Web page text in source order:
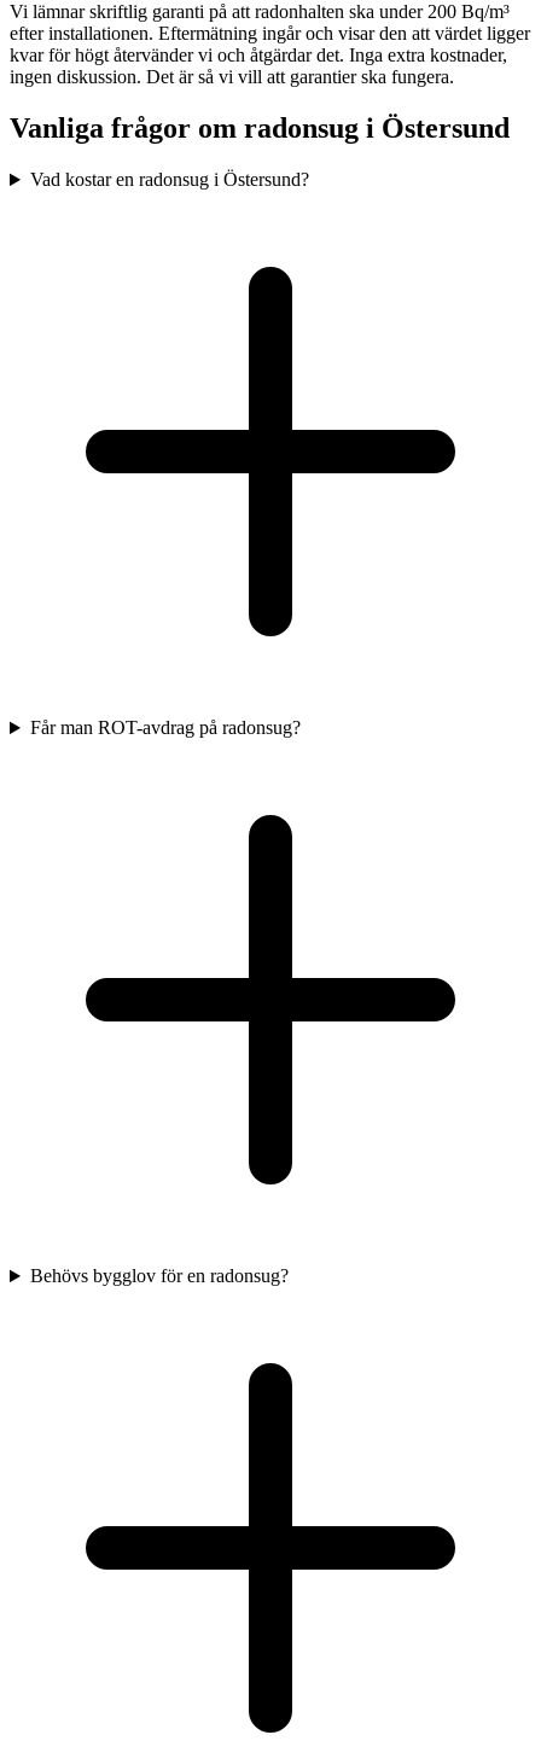
Vi lämnar skriftlig garanti på att radonhalten ska under 200 Bq/m³
efter installationen. Eftermätning ingår och visar den att värdet ligger
kvar för högt återvänder vi och åtgärdar det. Inga extra kostnader,
ingen diskussion. Det är så vi vill att garantier ska fungera.
Vanliga frågor om radonsug i Östersund
Vad kostar en radonsug i Östersund?
Får man ROT-avdrag på radonsug?
Behövs bygglov för en radonsug?